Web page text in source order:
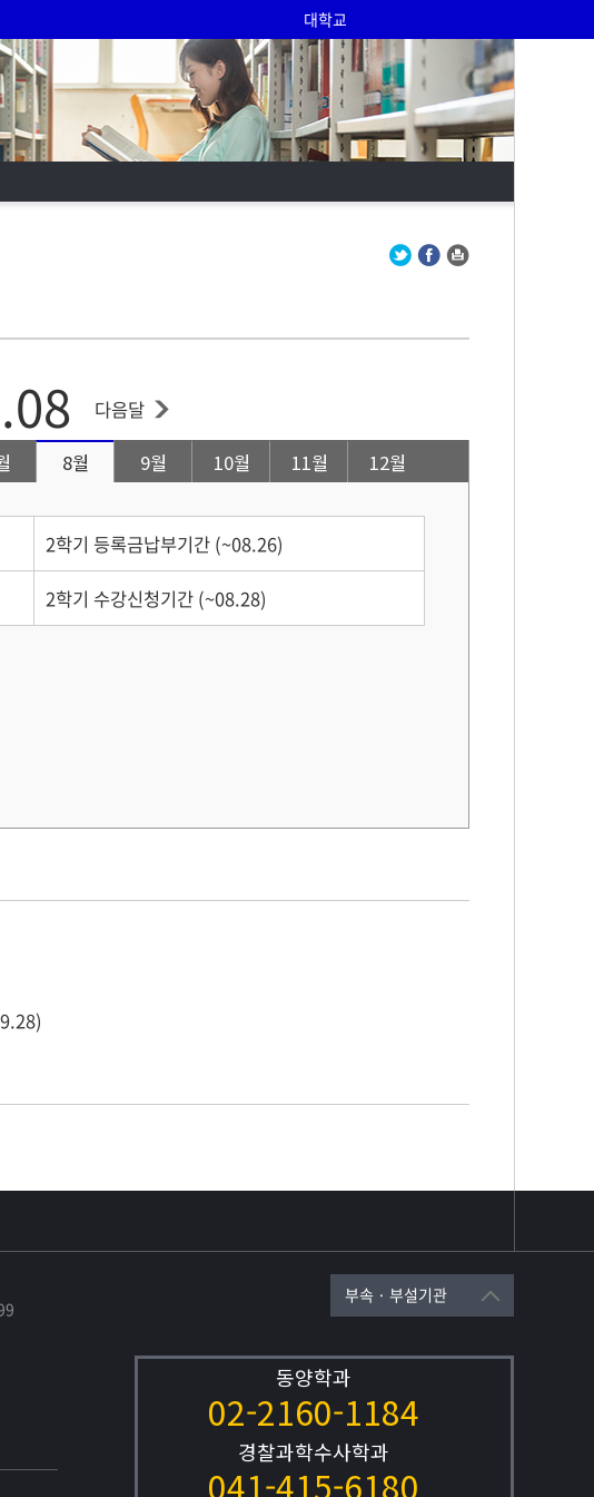
대학교
다음달
8월 9월 10월 11월 12월
2학기 등록금납부기간 (~08.26)
2학기 수강신청기간 (~08.28)
부속 · 부설기관
동양학과
02-2160-1184
경찰과학수사학과
041-415-6180